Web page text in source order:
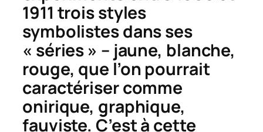
1911 trois styles
symbolistes dans ses
« séries » – jaune, blanche,
rouge, que l’on pourrait
caractériser comme
onirique, graphique,
fauviste. C’est à cette